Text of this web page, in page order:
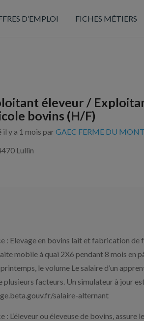
D’EMPLOI FICHES MÉTIERS
éleveur /
bovins (H/F)
il y a 1 mois parGAEC FERME DU
Lullin
: Elevage en bovins lait et fabrication de
mobile à quai 2X6 pendant 8 mois en
le volume Le salaire d’un
facteurs. Un simulateur à jour
salaire-alternant
ou éleveuse de bovins, assure